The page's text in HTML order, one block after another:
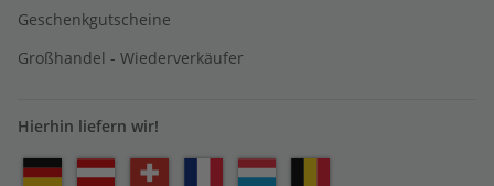
Geschenkgutscheine
Großhandel - Wiederverkäufer
Hierhin liefern wir!